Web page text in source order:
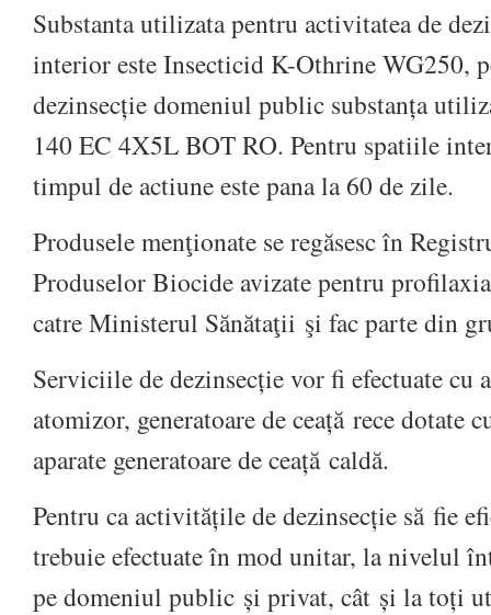
Substanta utilizata pentru activitatea de
interior este Insecticid K-Othrine WG250,
dezinsecție domeniul public substanța
140 EC 4X5L BOT RO. Pentru spatiile
timpul de actiune este pana la 60 de zile.
Produsele menţionate se regăsesc în
Produselor Biocide avizate pentru
catre Ministerul Sănătaţii şi fac parte din
Serviciile de dezinsecție vor fi efectuate cu
atomizor, generatoare de ceață rece dotate
aparate generatoare de ceață caldă.
Pentru ca activitățile de dezinsecție să fie
trebuie efectuate în mod unitar, la nivelul
pe domeniul public și privat, cât și la toți